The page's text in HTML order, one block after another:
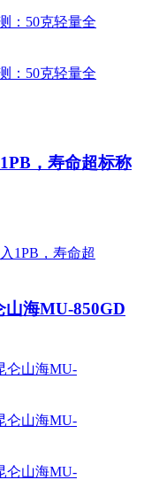
，寿命超标称
山海MU-850GD